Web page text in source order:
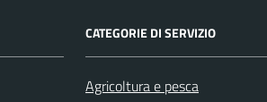
CATEGORIE DI SERVIZIO
Agricoltura e pesca